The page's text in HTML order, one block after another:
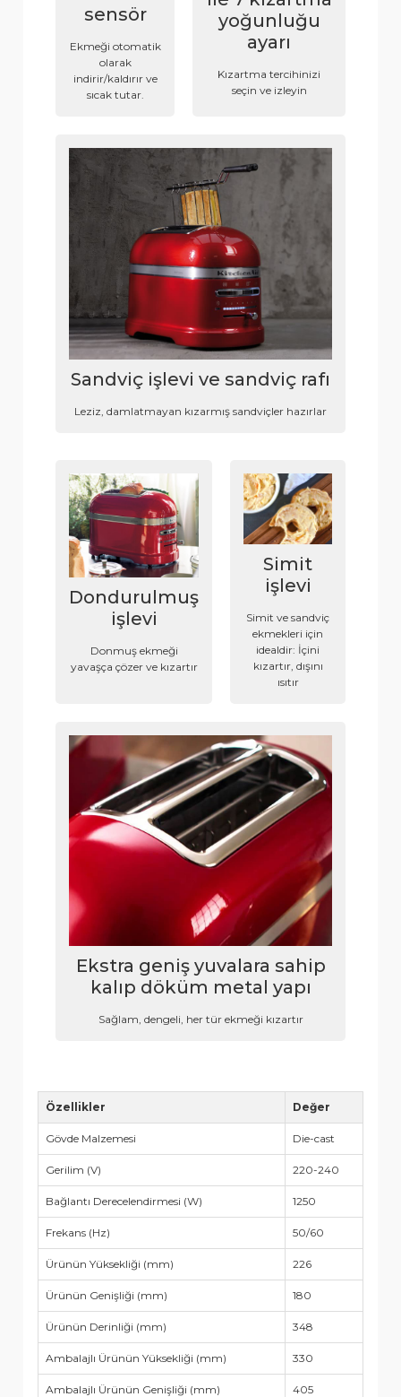
sensör
Ekmeği otomatik
olarak
indirir/kaldırır ve
sıcak tutar.
yoğunluğu
ayarı
Kızartma tercihinizi
seçin ve izleyin
Sandviç işlevi ve sandviç rafı
Leziz, damlatmayan kızarmış sandviçler hazırlar
Dondurulmuş
işlevi
Donmuş ekmeği
yavaşça çözer ve kızartır
Simit
işlevi
Simit ve sandviç
ekmekleri için
idealdir: İçini
kızartır, dışını
ısıtır
Ekstra geniş yuvalara sahip
kalıp döküm metal yapı
Sağlam, dengeli, her tür ekmeği kızartır
Özellikler Değer
Gövde Malzemesi Die-cast
Gerilim (V) 220-240
Bağlantı Derecelendirmesi (W) 1250
Frekans (Hz) 50/60
Ürünün Yüksekliği (mm) 226
Ürünün Genişliği (mm) 180
Ürünün Derinliği (mm) 348
Ambalajlı Ürünün Yüksekliği (mm) 330
Ambalajlı Ürünün Genişliği (mm) 405